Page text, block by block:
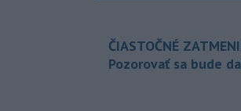
ČIASTOČNÉ
Pozorovať sa bude